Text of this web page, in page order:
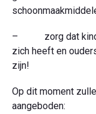
– zorg dat kind
zich heeft en
zijn!
Op dit moment
aangeboden: